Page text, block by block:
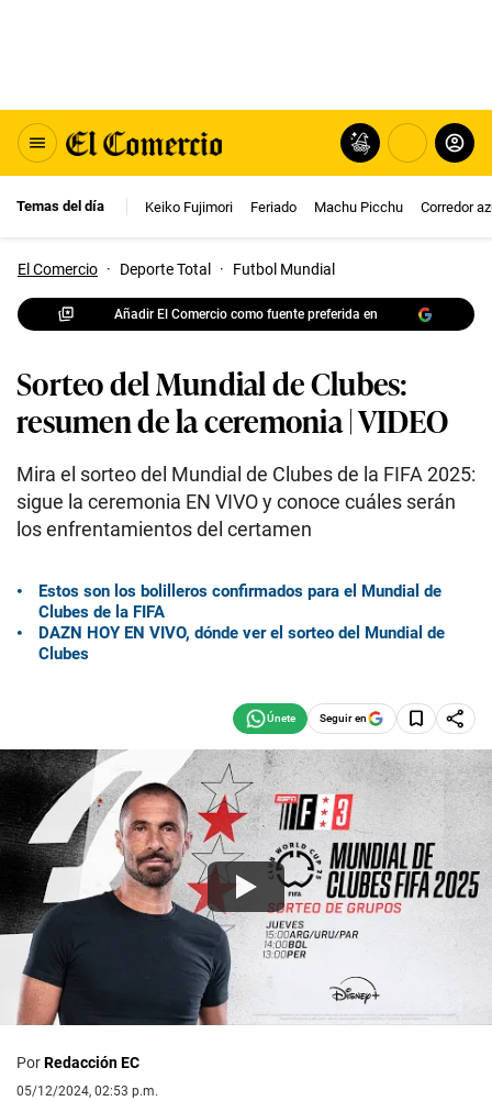
Temas del día Keiko Fujimori Feriado Machu Picchu Corredor
El Comercio · Deporte Total · Futbol Mundial
Añadir El Comercio como fuente preferida en
Sorteo del Mundial de Clubes:
resumen de la ceremonia | VIDEO
Mira el sorteo del Mundial de Clubes de la FIFA 2025:
sigue la ceremonia EN VIVO y conoce cuáles serán
los enfrentamientos del certamen
Estos son los bolilleros confirmados para el Mundial de
Clubes de la FIFA
DAZN HOY EN VIVO, dónde ver el sorteo del Mundial de
Clubes
Seguir en
PorRedacción EC
05/12/2024, 02:53 p.m.